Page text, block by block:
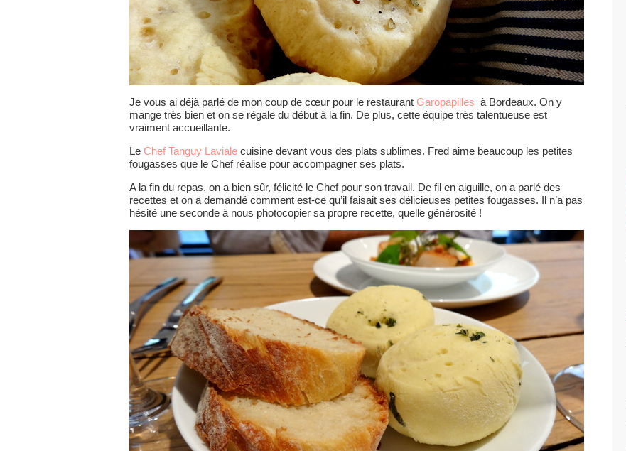
Je vous ai déjà parlé de mon coup de cœur pour le restaurant Garopapilles à Bordeaux. On y
mange très bien et on se régale du début à la fin. De plus, cette équipe très talentueuse est
vraiment accueillante.
Le Chef Tanguy Laviale cuisine devant vous des plats sublimes. Fred aime beaucoup les petites
fougasses que le Chef réalise pour accompagner ses plats.
A la fin du repas, on a bien sûr, félicité le Chef pour son travail. De fil en aiguille, on a parlé des
recettes et on a demandé comment est-ce qu’il faisait ses délicieuses petites fougasses. Il n’a pas
hésité une seconde à nous photocopier sa propre recette, quelle générosité !